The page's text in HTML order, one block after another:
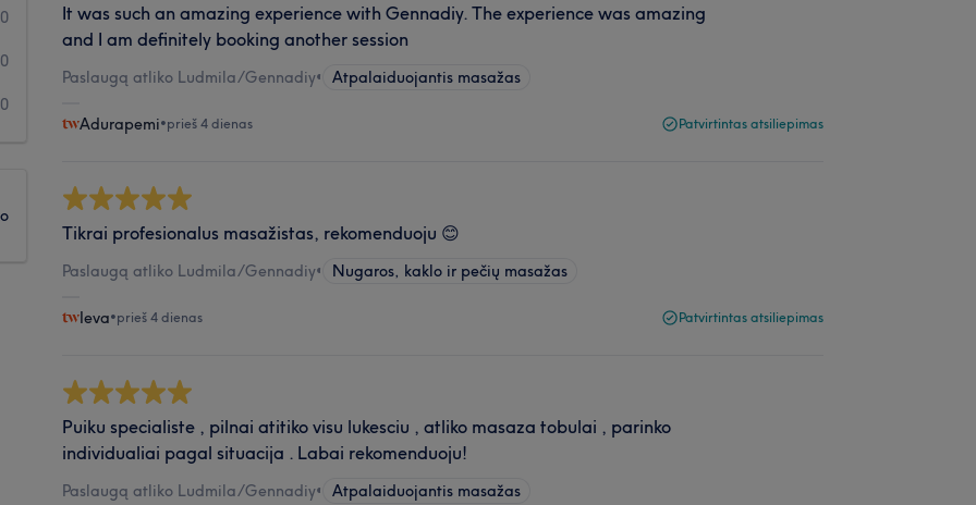
0
0
0
It was such an amazing experience with Gennadiy. The experience was amazing
and I am definitely booking another session
Paslaugą atliko Ludmila/Gennadiy• Atpalaiduojantis masažas
Adurapemi•prieš 4 dienas Patvirtintas atsiliepimas
Tikrai profesionalus masažistas, rekomenduoju 😊
Paslaugą atliko Ludmila/Gennadiy• Nugaros, kaklo ir pečių masažas
Ieva•prieš 4 dienas Patvirtintas atsiliepimas
Puiku specialiste , pilnai atitiko visu lukesciu , atliko masaza tobulai , parinko
individualiai pagal situacija . Labai rekomenduoju!
Paslaugą atliko Ludmila/Gennadiy• Atpalaiduojantis masažas